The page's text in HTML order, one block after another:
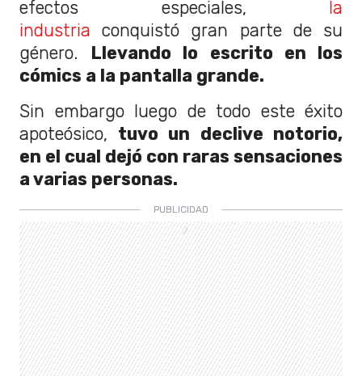
efectos especiales, la
industria conquistó gran parte de su
género. Llevando lo escrito en los
cómics a la pantalla grande.
Sin embargo luego de todo este éxito
apoteósico, tuvo un declive notorio,
en el cual dejó con raras sensaciones
a varias personas.